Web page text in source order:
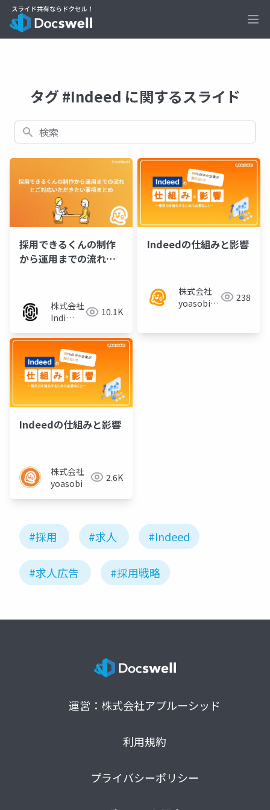
タグ #Indeed に関するスライド
検索
採用できるくんの制作
から運用までの流れと
株式会社
Indi
10.1K
Indeedの仕組みと影響
株式会社
yoasobi／
238
Indeedの仕組みと影響
株式会社
yoasobi
2.6K
#採用 #求人 #Indeed
#求人広告 #採用戦略
運営：株式会社アプルーシッド
利用規約
プライバシーポリシー